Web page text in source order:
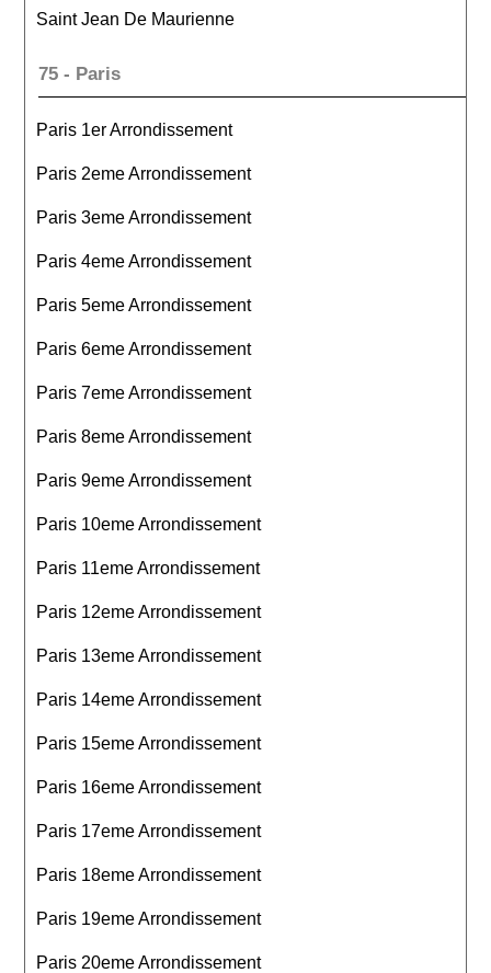
Saint Jean De Maurienne
75 - Paris
Paris 1er Arrondissement
Paris 2eme Arrondissement
Paris 3eme Arrondissement
Paris 4eme Arrondissement
Paris 5eme Arrondissement
Paris 6eme Arrondissement
Paris 7eme Arrondissement
Paris 8eme Arrondissement
Paris 9eme Arrondissement
Paris 10eme Arrondissement
Paris 11eme Arrondissement
Paris 12eme Arrondissement
Paris 13eme Arrondissement
Paris 14eme Arrondissement
Paris 15eme Arrondissement
Paris 16eme Arrondissement
Paris 17eme Arrondissement
Paris 18eme Arrondissement
Paris 19eme Arrondissement
Paris 20eme Arrondissement